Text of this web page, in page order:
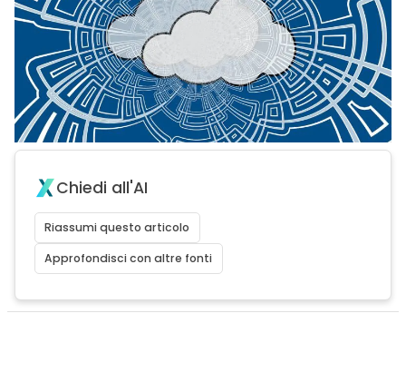
Chiedi all'AI
Riassumi questo articolo
Approfondisci con altre fonti